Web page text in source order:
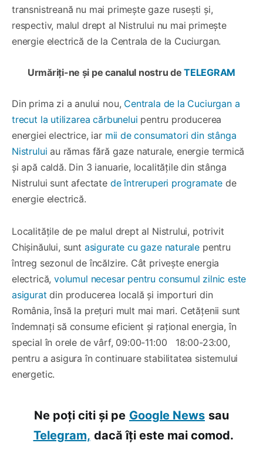
transnistreană nu mai primește gaze rusești și,
respectiv, malul drept al Nistrului nu mai primește
energie electrică de la Centrala de la Cuciurgan.
Urmăriți-ne și pe canalul nostru deTELEGRAM
Din prima zi a anului nou, Centrala de la Cuciurgan a
trecut la utilizarea cărbunelui pentru producerea
energiei electrice, iar mii de consumatori din stânga
Nistruluiau rămas fără gaze naturale, energie termică
și apă caldă. Din 3 ianuarie, localitățile din stânga
Nistrului sunt afectate de întreruperi programate de
energie electrică.
Localitățile de pe malul drept al Nistrului, potrivit
Chișinăului, sunt asigurate cu gaze naturale pentru
întreg sezonul de încălzire. Cât privește energia
electrică,volumul necesar pentru consumul zilnic este
asigurat din producerea locală și importuri din
România, însă la prețuri mult mai mari. Cetățenii sunt
îndemnați să consume eficient și rațional energia, în
special în orele de vârf, 09:00-11:00 18:00-23:00,
pentru a asigura în continuare stabilitatea sistemului
energetic.
Ne poți citi și pe Google News sau
Telegram, dacă îți este mai comod.